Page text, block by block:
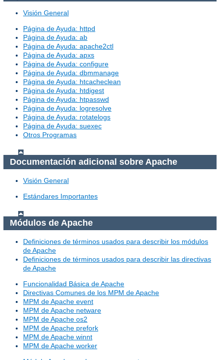
Visión General
Página de Ayuda: httpd
Página de Ayuda: ab
Página de Ayuda: apache2ctl
Página de Ayuda: apxs
Página de Ayuda: configure
Página de Ayuda: dbmmanage
Página de Ayuda: htcacheclean
Página de Ayuda: htdigest
Página de Ayuda: htpasswd
Página de Ayuda: logresolve
Página de Ayuda: rotatelogs
Página de Ayuda: suexec
Otros Programas
Documentación adicional sobre Apache
Visión General
Estándares Importantes
Módulos de Apache
Definiciones de términos usados para describir los módulos
de Apache
Definiciones de términos usados para describir las directivas
de Apache
Funcionalidad Básica de Apache
Directivas Comunes de los MPM de Apache
MPM de Apache event
MPM de Apache netware
MPM de Apache os2
MPM de Apache prefork
MPM de Apache winnt
MPM de Apache worker